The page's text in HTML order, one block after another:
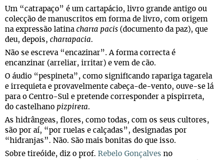
Um “catrapaço” é um cartapácio, livro grande antigo ou
colecção de manuscritos em forma de livro, com origem
na expressão latina charta pacis (documento da paz), que
deu, depois, chartapacia.
Não se escreva “encazinar”. A forma correcta é
encanzinar (arreliar, irritar) e vem de cão.
O áudio “pespineta”, como significando rapariga tagarela
e irrequieta e provavelmente cabeça-de-vento, ouve-se lá
para o Centro-Sul e pretende corresponder a pispirreta,
do castelhano pizpireta.
As hidrângeas, flores, como todas, com os seus cultores,
são por aí, “por ruelas e calçadas”, designadas por
“hidranjas”. Não. São mais bonitas do que isso.
Sobre tireóide, diz o prof. Rebelo Gonçalves no